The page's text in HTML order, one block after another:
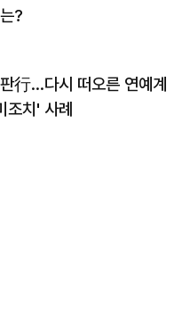
?
行…다시 떠오른 연예계
조치' 사례